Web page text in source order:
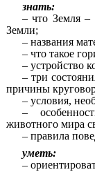
знать:
– что Земля –
Земли;
– названия
– что такое
– устройство
– три
причины
– условия,
–
животного мира
– правила
уметь:
–